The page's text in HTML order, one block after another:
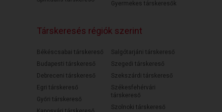
Gyermekes társkeresők
Társkeresés régiók szerint
Békéscsabai társkereső
Budapesti társkereső
Debreceni társkereső
Egri társkereső
Győri társkereső
Salgótarjáni társkereső
Szegedi társkereső
Szekszárdi társkereső
Székesfehérvári
társkereső
Szolnoki társkereső